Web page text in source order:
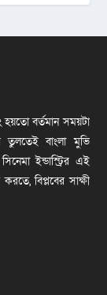
হয়তো বর্তমান সময়টা
তুলতেই বাংলা মুভি
ইন্ডাস্ট্রির এই
বিপ্লবের সাক্ষী